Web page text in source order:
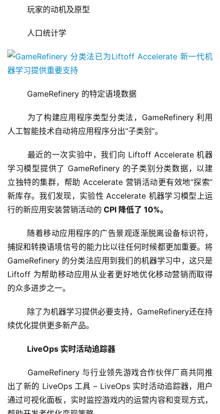
页
游
茶
原
创
业
界
手
戏
戏
休
	玩家的动机及原型
	人口统计学
	GameRefinery 的特定语境数据
人工智能技术自动将应用程序分出“子类别”。
学习模型提供了 GameRefinery 的子类别分类数据，以建
立独特的集群，帮助 Accelerate 营销活动更有效地“探索”
新库存。我们发现，实验性 Accelerate 机器学习模型上运
行的新应用安装营销活动的 CPI 降低了 10%。
捕捉和转换语境信号的能力比以往任何时候都更加重要。将
GameRefinery 的分类法应用到我们的机器学习中，这只是
Liftoff 为帮助移动应用从业者更好地优化移动营销而取得
的众多进步之一。
续优化提供更多新产品。
LiveOps 实时活动追踪器
出了新的 LiveOps 工具 – LiveOps 实时活动追踪器，用户
通过可视化面板，实时监控游戏内的运营内容和变现方式，